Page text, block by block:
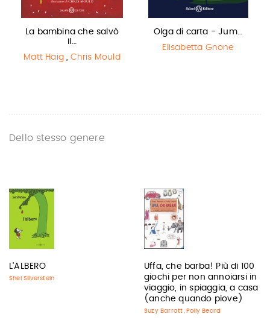
La bambina che salvò
il…
Matt Haig , Chris Mould
Olga di carta - Jum…
Elisabetta Gnone
Dello stesso genere
L'ALBERO
Shel Silverstein
Uffa, che barba! Più di 100
giochi per non annoiarsi in
viaggio, in spiaggia, a casa
(anche quando piove)
Suzy Barratt , Polly Beard